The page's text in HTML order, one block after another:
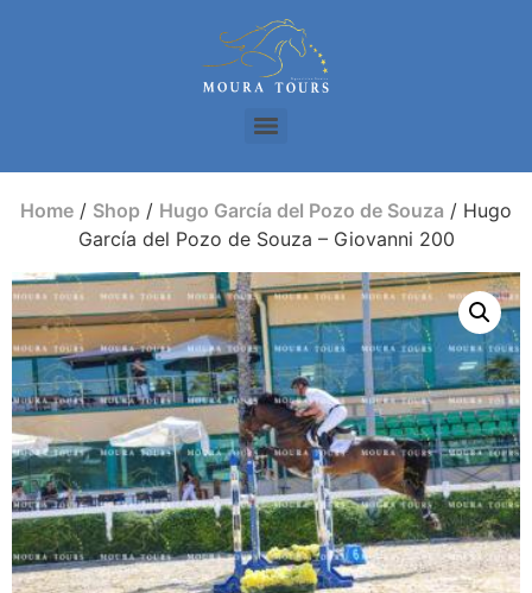
Home / Shop / Hugo García del Pozo de Souza / Hugo
García del Pozo de Souza – Giovanni 200